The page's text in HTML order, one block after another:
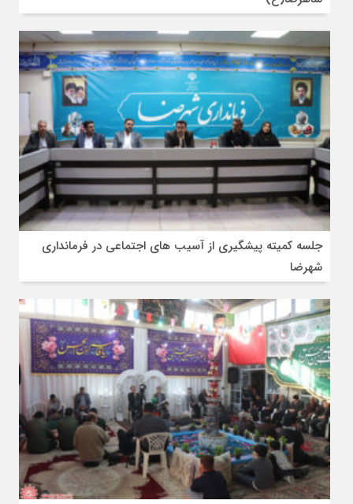
جلسه کمیته پیشگیری از آسیب های اجتماعی در فرمانداری
شهرضا